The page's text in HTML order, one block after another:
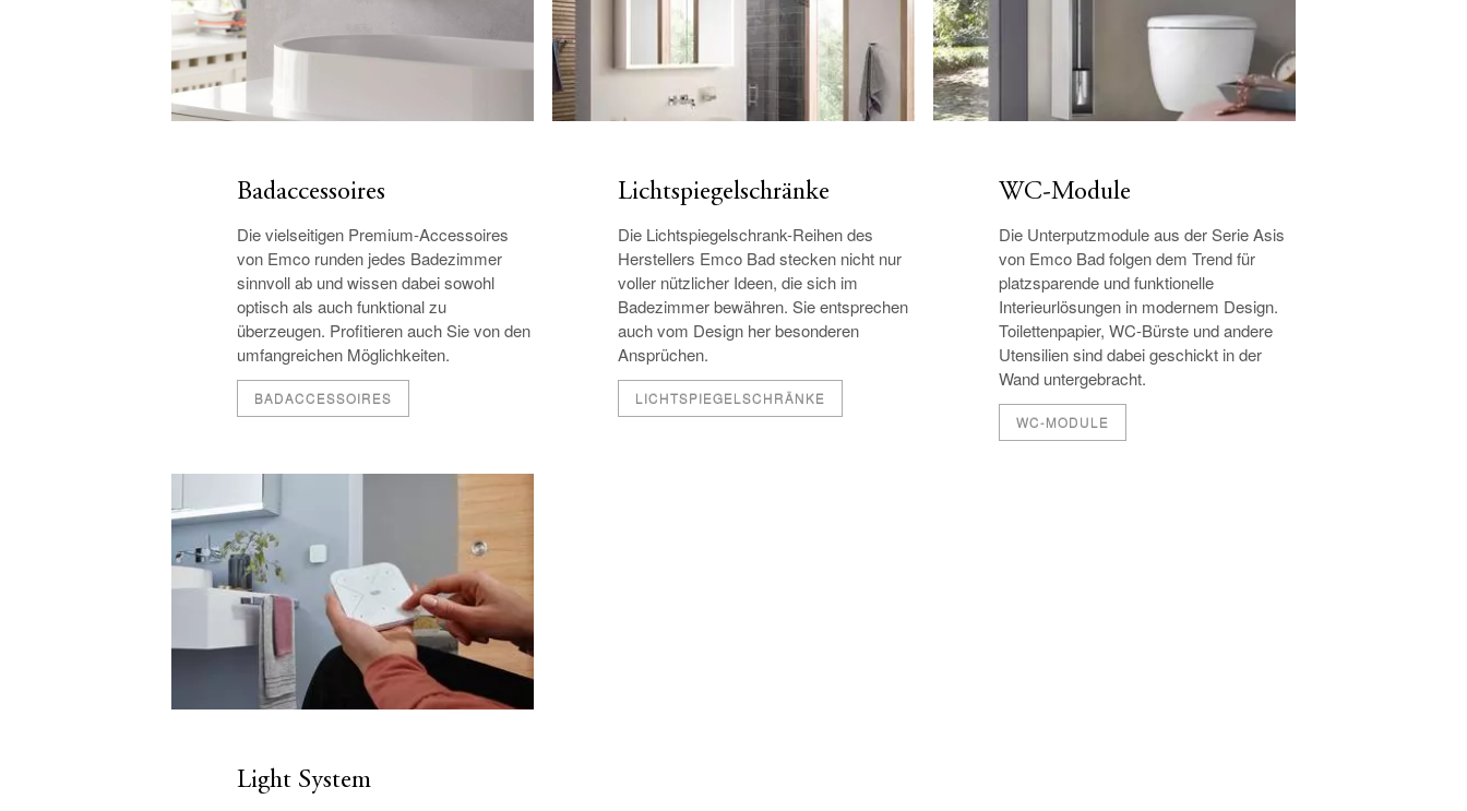
Badaccessoires
Die vielseitigen Premium-Accessoires
von Emco runden jedes Badezimmer
sinnvoll ab und wissen dabei sowohl
optisch als auch funktional zu
überzeugen. Profitieren auch Sie von den
umfangreichen Möglichkeiten.
BADACCESSOIRES
Lichtspiegelschränke
Die Lichtspiegelschrank-Reihen des
Herstellers Emco Bad stecken nicht nur
voller nützlicher Ideen, die sich im
Badezimmer bewähren. Sie entsprechen
auch vom Design her besonderen
Ansprüchen.
LICHTSPIEGELSCHRÄNKE
WC-Module
Die Unterputzmodule aus der Serie Asis
von Emco Bad folgen dem Trend für
platzsparende und funktionelle
Interieurlösungen in modernem Design.
Toilettenpapier, WC-Bürste und andere
Utensilien sind dabei geschickt in der
Wand untergebracht.
WC-MODULE
Light System